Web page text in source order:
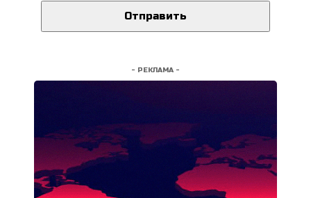
- РЕКЛАМА -